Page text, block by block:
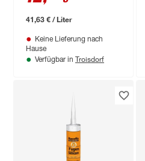
41,63 € / Liter
Keine Lieferung nach
Hause
Verfügbar in Troisdorf